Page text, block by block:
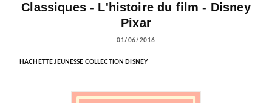
Classiques - L'histoire du film - Disney
Pixar
01/06/2016
HACHETTE JEUNESSE COLLECTION DISNEY